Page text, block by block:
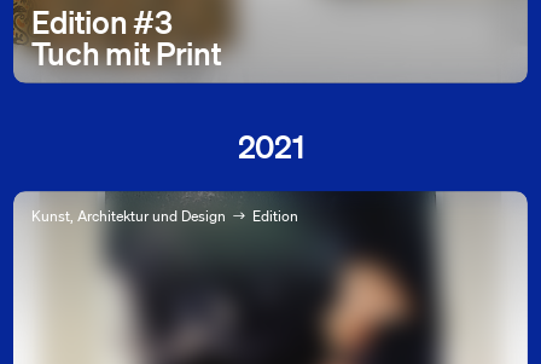
Edition #3
Tuch mit Print
2021
Kunst, Architektur und Design Edition